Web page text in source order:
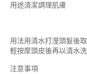
用途清潔調理肌膚
用法用清水打溼頭髮後
輕按摩頭皮後再以清水
注意事項